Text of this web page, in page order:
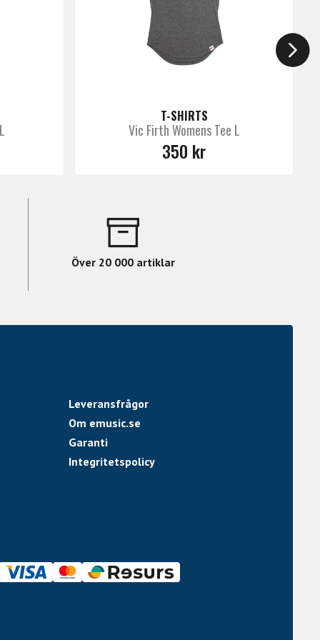
modeller perfekta till Jazz,
& annat bra som en seriös
T-SHIRTS
Vic Firth Womens Tee L
350 kr
Över 20 000 artiklar
Leveransfrågor
Om emusic.se
Garanti
Integritetspolicy